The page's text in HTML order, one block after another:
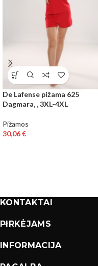
De Lafense pižama 625
Dagmara, , 3XL-4XL
Pižamos
30,06€
KONTAKTAI
PIRKĖJAMS
INFORMACIJA